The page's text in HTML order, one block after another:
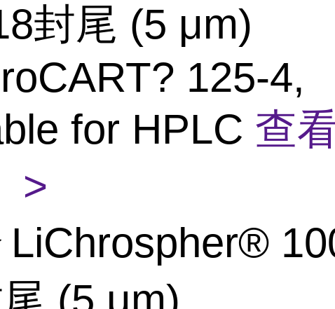
封尾 (5 μm)
125-4,
for HPLC 查
>
LiChrospher®
(5 μm)